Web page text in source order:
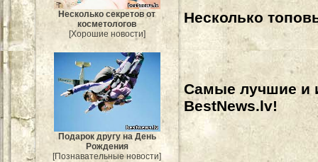
Несколько секретов от
косметологов
[Хорошие новости]
Подарок другу на День
Рождения
[Познавательные новости]
Несколько
Самые лучшие и
BestNews.lv!